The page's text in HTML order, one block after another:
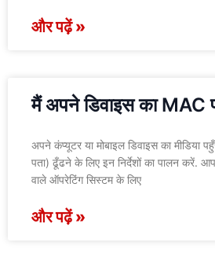
और पढ़ें »
मैं अपने डिवाइस का MAC
अपने कंप्यूटर या मोबाइल डिवाइस का मीडिया
पता) ढूँढने के लिए इन निर्देशों का पालन करें.
वाले ऑपरेटिंग सिस्टम के लिए
और पढ़ें »